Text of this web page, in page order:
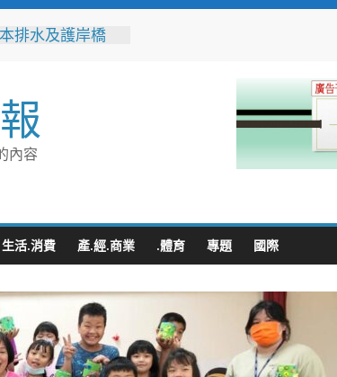
動
三重超狂優惠
方解方！彰化市
10對佳偶
魏平政率議員團
內容
生活.消費 產.經.商業 .體育 專題 國際